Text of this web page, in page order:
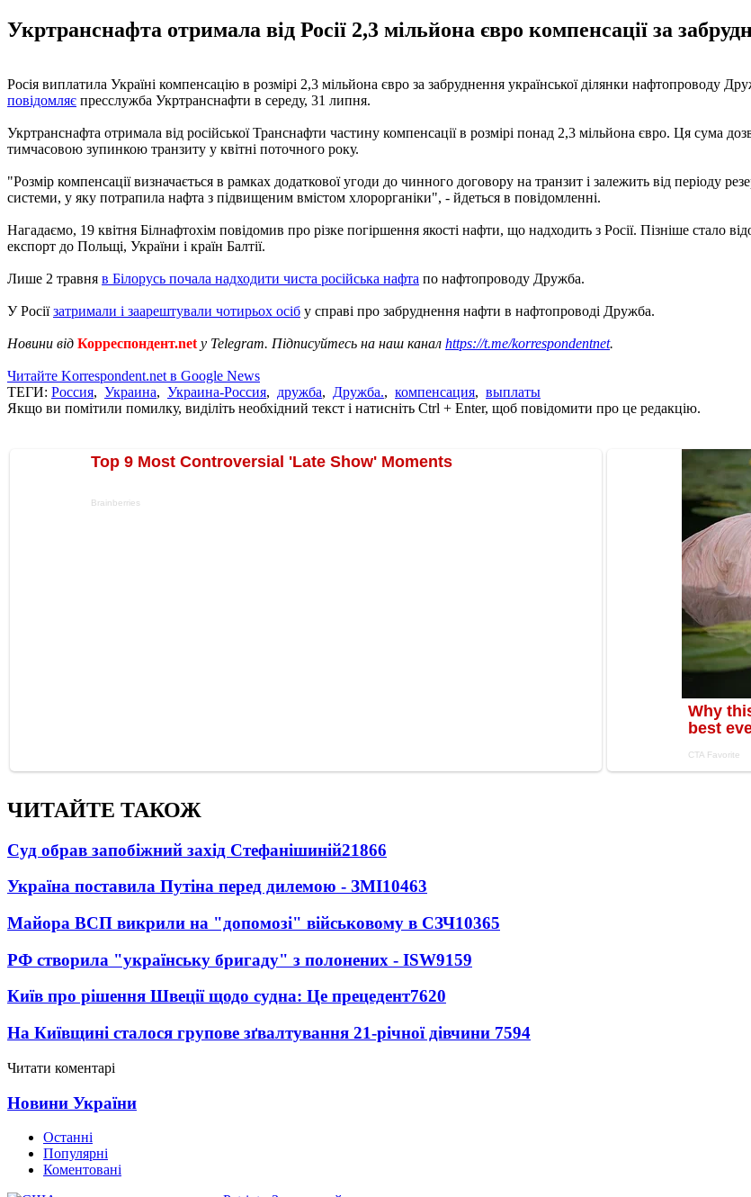
Укртранснафта отримала від Росії 2,3 мільйона євро компенсації за
Росія виплатила Україні компенсацію в розмірі 2,3 мільйона євро за забруднення української ділянки
повідомляє пресслужба Укртранснафти в середу, 31 липня.
Укртранснафта отримала від російської Транснафти частину компенсації в розмірі понад 2,3 мільйона євро. Ця сума
тимчасовою зупинкою транзиту у квітні поточного року.
"Розмір компенсації визначається в рамках додаткової угоди до чинного договору на транзит і залежить від періоду
системи, у яку потрапила нафта з підвищеним вмістом хлорорганіки", - йдеться в повідомленні.
Нагадаємо, 19 квітня Білнафтохім повідомив про різке погіршення якості нафти, що надходить з Росії. Пізніше стало
експорт до Польщі, України і країн Балтії.
Лише 2 травня в Білорусь почала надходити чиста російська нафта по нафтопроводу Дружба.
У Росіїзатримали і заарештували чотирьох осіб у справі про забруднення нафти в нафтопроводі Дружба.
Новини від Корреспондент.net у Telegram. Підписуйтесь на наш канал https://t.me/korrespondentnet.
Читайте Korrespondent.net в Google News
ТЕГИ: Россия, Украина, Украина-Россия, дружба, Дружба., компенсация, выплаты
Якщо ви помітили помилку, виділіть необхідний текст і натисніть Ctrl + Enter, щоб повідомити про це редакцію.
ЧИТАЙТЕ ТАКОЖ
Суд обрав запобіжний захід Стефанішиній21866
Україна поставила Путіна перед дилемою - ЗМІ10463
Майора ВСП викрили на "допомозі" військовому в СЗЧ10365
РФ створила "українську бригаду" з полонених - ISW9159
Київ про рішення Швеції щодо судна: Це прецедент7620
На Київщині сталося групове зґвалтування 21-річної дівчини 7594
Читати коментарі
Новини України
Останні
Популярні
Коментовані